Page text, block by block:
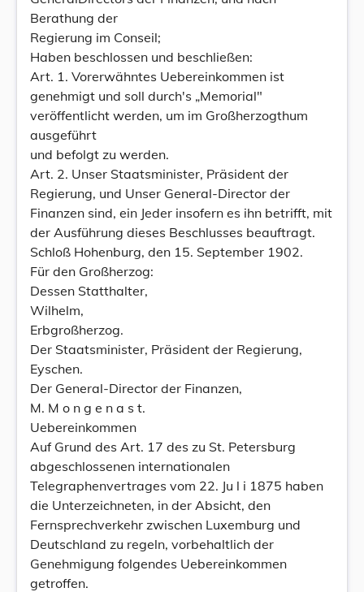
Berathung der
Regierung im Conseil;
Haben beschlossen und beschließen:
Art. 1. Vorerwähntes Uebereinkommen ist
genehmigt und soll durch's „Memorial"
veröffentlicht werden, um im Großherzogthum
ausgeführt
und befolgt zu werden.
Art. 2. Unser Staatsminister, Präsident der
Regierung, und Unser General-Director der
Finanzen sind, ein Jeder insofern es ihn betrifft, mit
der Ausführung dieses Beschlusses beauftragt.
Schloß Hohenburg, den 15. September 1902.
Für den Großherzog:
Dessen Statthalter,
Wilhelm,
Erbgroßherzog.
Der Staatsminister, Präsident der Regierung,
Eyschen.
Der General-Director der Finanzen,
M. M o n g e n a s t.
Uebereinkommen
Auf Grund des Art. 17 des zu St. Petersburg
abgeschlossenen internationalen
Telegraphenvertrages vom 22. Ju l i 1875 haben
die Unterzeichneten, in der Absicht, den
Fernsprechverkehr zwischen Luxemburg und
Deutschland zu regeln, vorbehaltlich der
Genehmigung folgendes Uebereinkommen
getroffen.